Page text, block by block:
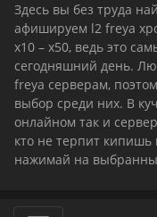
Здесь вы без труда
афишируем l2 freya
x10 – x50, ведь это
сегодняшний день.
freya серверам,
выбор среди них. В
онлайном так и
кто не терпит кипишь
нажимай на